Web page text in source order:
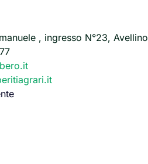
, ingresso N°23, Avellino